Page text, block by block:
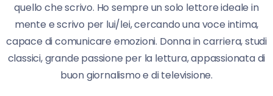
quello che scrivo. Ho sempre un solo lettore ideale in
mente e scrivo per lui/lei, cercando una voce intima,
capace di comunicare emozioni. Donna in carriera, studi
classici, grande passione per la lettura, appassionata di
buon giornalismo e di televisione.